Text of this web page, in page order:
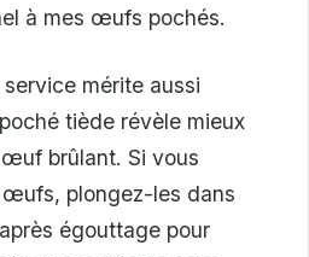
à mes œufs pochés.
mérite aussi
tiède révèle mieux
œuf brûlant. Si vous
œufs, plongez-les dans
égouttage pour